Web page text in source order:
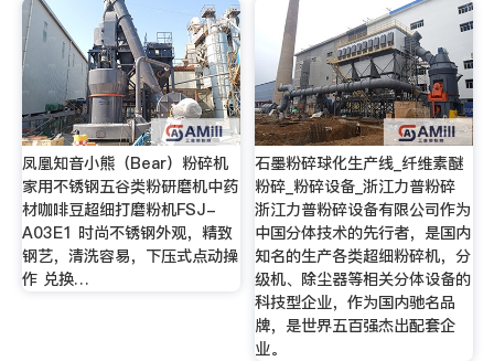
凤凰知音小熊（Bear）粉碎机
家用不锈钢五谷类粉研磨机中药
材咖啡豆超细打磨粉机FSJ-
A03E1 时尚不锈钢外观，精致
钢艺，清洗容易，下压式点动操
作 兑换…
石墨粉碎球化生产线_纤维素醚
粉碎_粉碎设备_浙江力普粉碎
浙江力普粉碎设备有限公司作为
中国分体技术的先行者，是国内
知名的生产各类超细粉碎机，分
级机、除尘器等相关分体设备的
科技型企业，作为国内驰名品
牌，是世界五百强杰出配套企
业。